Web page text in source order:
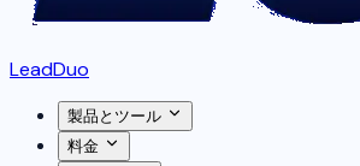
LeadDuo
製品とツール
料金